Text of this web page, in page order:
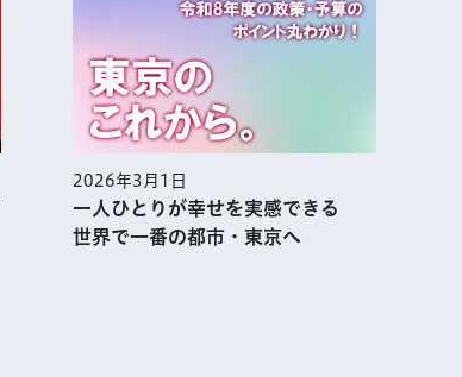
2026年3月1日
一人ひとりが幸せを実感できる
世界で一番の都市・東京へ